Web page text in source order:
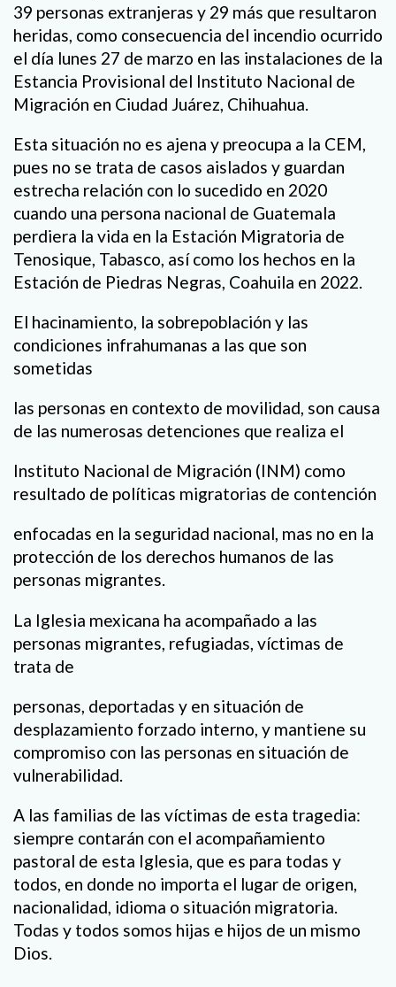
39 personas extranjeras y 29 más que resultaron
heridas, como consecuencia del incendio ocurrido
el día lunes 27 de marzo en las instalaciones de la
Estancia Provisional del Instituto Nacional de
Migración en Ciudad Juárez, Chihuahua.
Esta situación no es ajena y preocupa a la CEM,
pues no se trata de casos aislados y guardan
estrecha relación con lo sucedido en 2020
cuando una persona nacional de Guatemala
perdiera la vida en la Estación Migratoria de
Tenosique, Tabasco, así como los hechos en la
Estación de Piedras Negras, Coahuila en 2022.
El hacinamiento, la sobrepoblación y las
condiciones infrahumanas a las que son
sometidas
las personas en contexto de movilidad, son causa
de las numerosas detenciones que realiza el
Instituto Nacional de Migración (INM) como
resultado de políticas migratorias de contención
enfocadas en la seguridad nacional, mas no en la
protección de los derechos humanos de las
personas migrantes.
La Iglesia mexicana ha acompañado a las
personas migrantes, refugiadas, víctimas de
trata de
personas, deportadas y en situación de
desplazamiento forzado interno, y mantiene su
compromiso con las personas en situación de
vulnerabilidad.
A las familias de las víctimas de esta tragedia:
siempre contarán con el acompañamiento
pastoral de esta Iglesia, que es para todas y
todos, en donde no importa el lugar de origen,
nacionalidad, idioma o situación migratoria.
Todas y todos somos hijas e hijos de un mismo
Dios.